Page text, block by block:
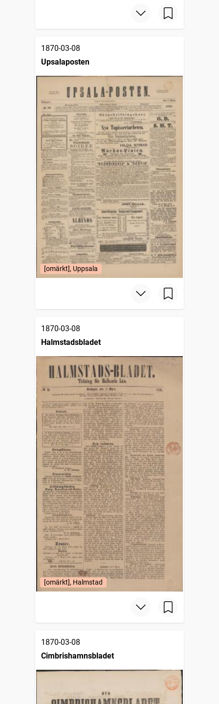
1870-03-08
Upsalaposten
[omärkt], Uppsala
1870-03-08
Halmstadsbladet
[omärkt], Halmstad
1870-03-08
Cimbrishamnsbladet